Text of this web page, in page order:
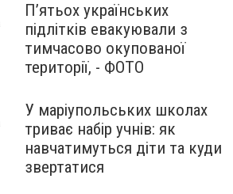
П’ятьох українських
підлітків евакуювали з
тимчасово окупованої
території, - ФОТО
У маріупольських школах
триває набір учнів: як
навчатимуться діти та куди
звертатися